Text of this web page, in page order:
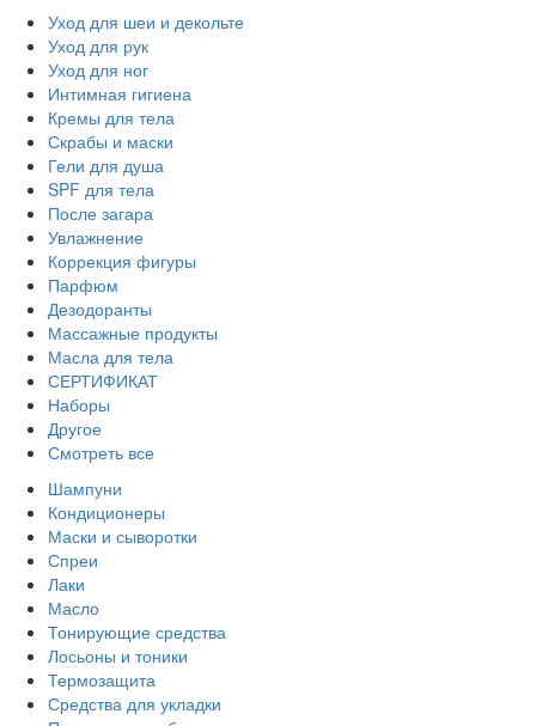
Уход для шеи и декольте
Уход для рук
Уход для ног
Интимная гигиена
Кремы для тела
Скрабы и маски
Гели для душа
SPF для тела
После загара
Увлажнение
Коррекция фигуры
Парфюм
Дезодоранты
Массажные продукты
Масла для тела
СЕРТИФИКАТ
Наборы
Другое
Смотреть все
Шампуни
Кондиционеры
Маски и сыворотки
Спреи
Лаки
Масло
Тонирующие средства
Лосьоны и тоники
Термозащита
Средства для укладки